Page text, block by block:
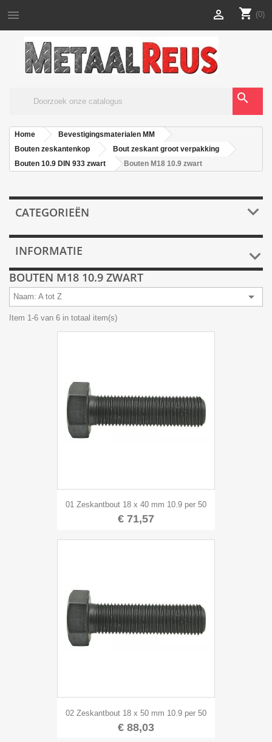
 shopping_cart (0)

search
Home
Bevestigingsmaterialen MM
Bouten zeskantenkop
Bout zeskant groot verpakking
Bouten 10.9 DIN 933 zwart
Bouten M18 10.9 zwart
CATEGORIEËN 
INFORMATIE 
BOUTEN M18 10.9 ZWART
Naam: A tot Z 
Item 1-6 van 6 in totaal item(s)
01 Zeskantbout 18 x 40 mm 10.9 per 50
€ 71,57
02 Zeskantbout 18 x 50 mm 10.9 per 50
€ 88,03